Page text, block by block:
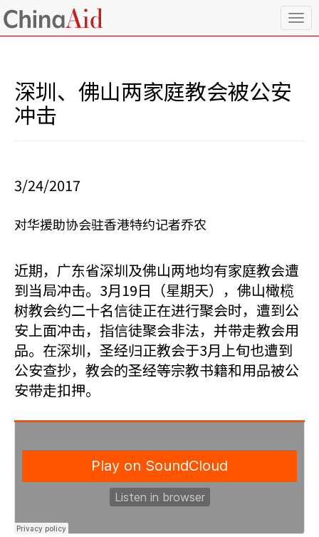
T
o
深圳、佛山两家庭教会被公安
冲击
3/24/2017
对华援助协会驻香港特约记者乔农
近期，广东省深圳及佛山两地均有家庭教会遭
到当局冲击。3月19日（星期天），佛山橄榄
树教会约二十名信徒正在进行聚会时，遭到公
安上面冲击，指信徒聚会非法，并带走教会用
品。在深圳，圣经归正教会于3月上旬也遭到
公安查抄，教会的圣经等宗教书籍和用品被公
安带走扣押。